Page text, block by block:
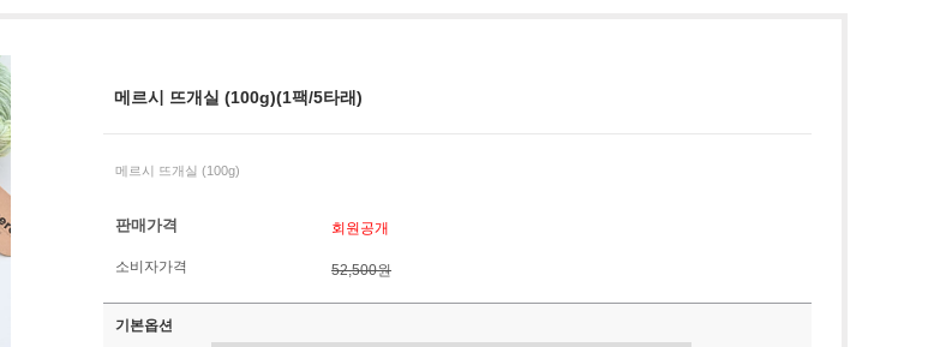
메르시 뜨개실 (100g)(1팩/5타래)
메르시 뜨개실 (100g)
판매가격 회원공개
소비자가격 52,500원
기본옵션